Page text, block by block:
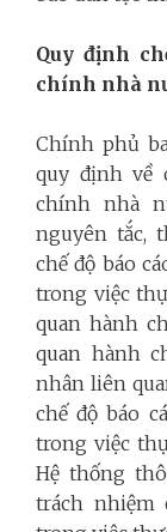
Quy định
chính nhà
Chính phủ
quy định về
chính nhà
nguyên tắc,
chế độ báo
trong việc
quan hành
quan hành
nhân liên
chế độ báo
trong việc
Hệ thống
trách nhiệm